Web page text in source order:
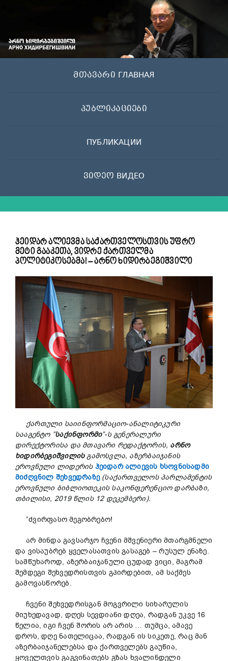
მთავარი ГЛАВНАЯ
პუბლიკაციები
ПУБЛИКАЦИИ
ვიდეო ВИДЕО
ჰეიდარ ალიევმა საქართველოსთვის უფრო
მეტი გააკეთა, ვიდრე ქართველმა
პოლიტიკოსებმა! – არნო ხიდირბეგიშვილი
ქართული საიინფორმაციო-ანალიტიკური
სააგენტო”საქინფორმი”-ს გენერალური
დირექტორისა და მთავარი რედაქტორის, არნო
ხიდირბეგიშვილის გამოსვლა, აზერბაიჯანის
ეროვნული ლიდერის ჰეიდარ ალიევის ხსოვნისადმი
მიძღვნილ შეხვედრაზე (საქართველოს პარლამენტის
ეროვნული ბიბლიოთეკის საკონფერენციო დარბაზი,
თბილისი, 2019 წლის12 დეკემბერი).
”ძვირფასო მეგობრებო!
არ მინდა გავსარჯო ჩვენი მშვენიერი მთარგმნელი
და ვისაუბრებ ყველასათვის გასაგებ – რუსულ ენაზე.
სამწუხაროდ, აზერბაიჯანული ცუდად ვიცი, მაგრამ
შემდეგი შეხვედრისთვის გპირდებით, ამ საქმეს
გამოვასწორებ.
ჩვენი შეხვედრისგან მოგვრილი სიხარულის
მიუხედავად, დღეს სევდიანი დღეა, რადგან უკვე 16
წელია, იგი ჩვენ შორის არ არის … თუმცა, ამავე
დროს, დღე ნათელიცაა, რადგან ის სიკეთე, რაც მან
აზერბაიჯანელებსა და ქართველებს გაუწია,
ყოველთვის გაგვინათებს გზას ხვალინდელი